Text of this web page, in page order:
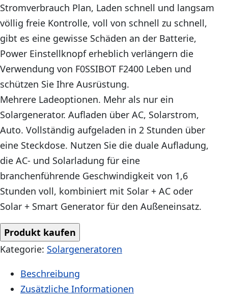
Stromverbrauch Plan, Laden schnell und langsam
völlig freie Kontrolle, voll von schnell zu schnell,
gibt es eine gewisse Schäden an der Batterie,
Power Einstellknopf erheblich verlängern die
Verwendung von F0SSIBOT F2400 Leben und
schützen Sie Ihre Ausrüstung.
Mehrere Ladeoptionen. Mehr als nur ein
Solargenerator. Aufladen über AC, Solarstrom,
Auto. Vollständig aufgeladen in 2 Stunden über
eine Steckdose. Nutzen Sie die duale Aufladung,
die AC- und Solarladung für eine
branchenführende Geschwindigkeit von 1,6
Stunden voll, kombiniert mit Solar + AC oder
Solar + Smart Generator für den Außeneinsatz.
Produkt kaufen
Kategorie: Solargeneratoren
Beschreibung
Zusätzliche Informationen